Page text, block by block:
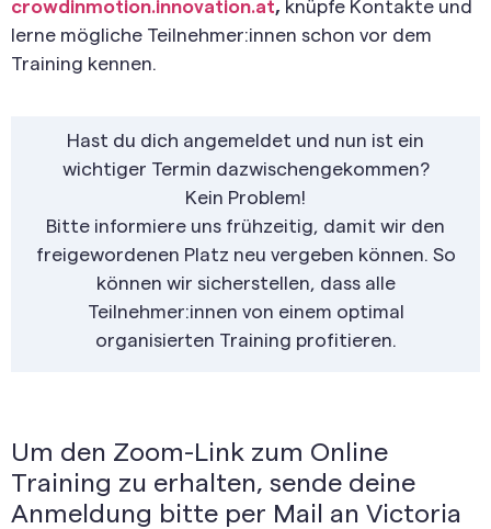
crowdinmotion.innovation.at, knüpfe Kontakte und
lerne mögliche Teilnehmer:innen schon vor dem
Training kennen.
Hast du dich angemeldet und nun ist ein
wichtiger Termin dazwischengekommen?
Kein Problem!
Bitte informiere uns frühzeitig, damit wir den
freigewordenen Platz neu vergeben können. So
können wir sicherstellen, dass alle
Teilnehmer:innen von einem optimal
organisierten Training profitieren.
Um den Zoom-Link zum Online
Training zu erhalten, sende deine
Anmeldung bitte per Mail an Victoria